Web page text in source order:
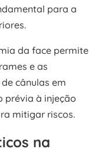
para a
da face permite
e as
cânulas em
prévia à injeção
mitigar riscos.
na